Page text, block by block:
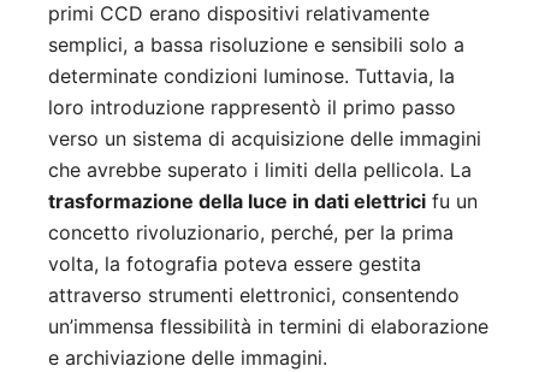
primi CCD erano dispositivi relativamente
semplici, a bassa risoluzione e sensibili solo a
determinate condizioni luminose. Tuttavia, la
loro introduzione rappresentò il primo passo
verso un sistema di acquisizione delle immagini
che avrebbe superato i limiti della pellicola. La
trasformazione della luce in dati elettrici fu un
concetto rivoluzionario, perché, per la prima
volta, la fotografia poteva essere gestita
attraverso strumenti elettronici, consentendo
un’immensa flessibilità in termini di elaborazione
e archiviazione delle immagini.